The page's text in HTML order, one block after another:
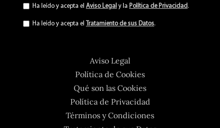
Ha leído y acepta el Aviso Legal y la Política de Privacidad .
Ha leído y acepta el Tratamiento de sus Datos.
Aviso Legal
Política de Cookies
Qué son las Cookies
Política de Privacidad
Términos y Condiciones